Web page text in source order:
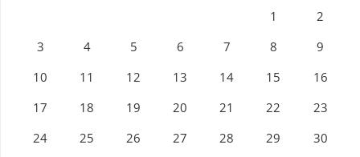
1
2
3
4 5 6 7 8
9
10
11 12 13 14 15
16
17
18 19 20 21 22
23
24
25 26 27 28 29
30